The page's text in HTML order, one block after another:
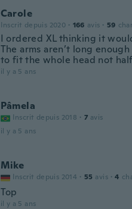
Carole
Inscrit depuis 2020 · 166 avis · 59
I ordered XL thinking it
The arms aren’t long
to fit the whole head not half
il y a 5 ans
Pâmela
Inscrit depuis 2018 · 7 avis
il y a 5 ans
Mike
Inscrit depuis 2014 · 55 avis · 4
Top
il y a 5 ans